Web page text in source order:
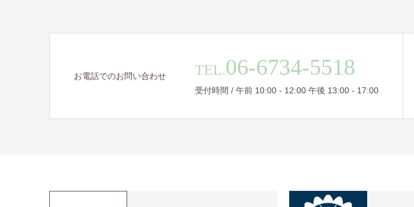
お電話でのお問い合わせ TEL.06-6734-5518
受付時間 / 午前 10:00 - 12:00 午後 13:00 - 17:00